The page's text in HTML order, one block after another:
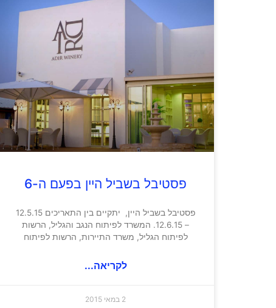
פסטיבל בשביל היין בפעם ה-6
פסטיבל בשביל היין, יתקיים בין התאריכים 12.5.15
– 12.6.15. המשרד לפיתוח הנגב והגליל, הרשות
לפיתוח הגליל, משרד התיירות, הרשות לפיתוח
לקריאה...
2 במאי 2015